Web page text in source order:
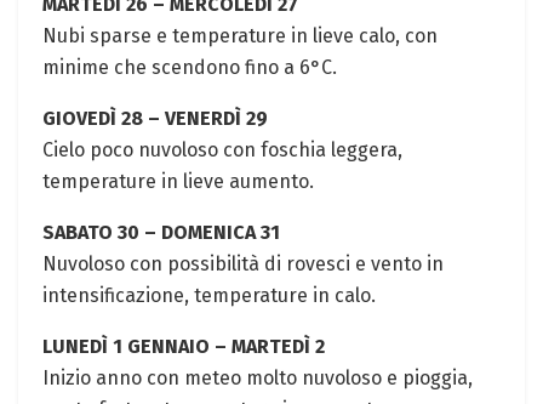
Nubi sparse e temperature in lieve calo, con
‌minime che ​scendono fino a 6°C.⁤
GIOVEDÌ 28 – VENERDÌ 29
Cielo poco nuvoloso con foschia leggera,⁢
temperature in lieve aumento.
SABATO 30 – DOMENICA 31
Nuvoloso ⁣con possibilità di rovesci e vento in
intensificazione,⁣ temperature⁤ in calo.
LUNEDÌ‌ 1 GENNAIO – MARTEDÌ ⁢2
Inizio anno con ​meteo molto ⁤nuvoloso e pioggia,